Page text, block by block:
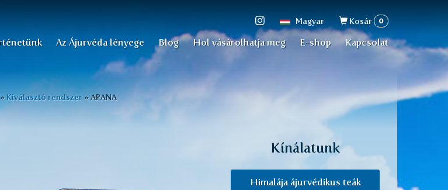
Magyar
Keresés
űrlap
Kosár 0
Az Ájurvéda lényege Blog Hol vásárolhatja meg E-shop Kapcsolat
» Kiválasztó rendszer » APANA
Kínálatunk
Himalája ájurvédikus teák